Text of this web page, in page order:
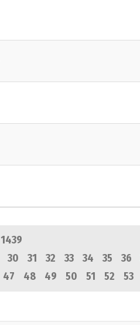
1439
30 31 32 33 34 35 36
47 48 49 50 51 52 53